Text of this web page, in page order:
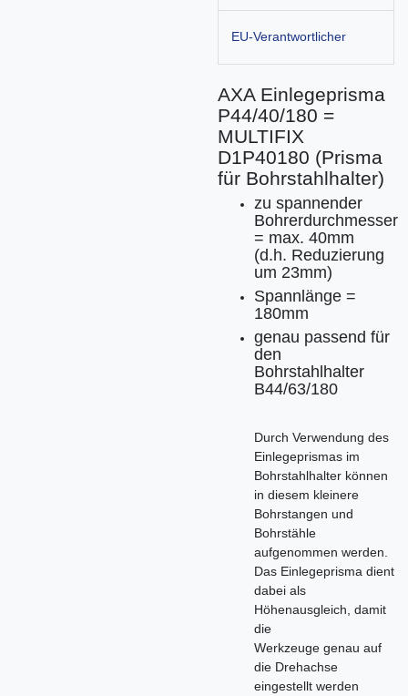
EU-Verantwortlicher
AXA Einlegeprisma
P44/40/180 =
MULTIFIX
D1P40180 (Prisma
für Bohrstahlhalter)
zu spannender
Bohrerdurchmesser
= max. 40mm
(d.h. Reduzierung
um 23mm)
Spannlänge =
180mm
genau passend für
den
Bohrstahlhalter
B44/63/180
Durch Verwendung des
Einlegeprismas im
Bohrstahlhalter können
in diesem kleinere
Bohrstangen und
Bohrstähle
aufgenommen werden.
Das Einlegeprisma dient
dabei als
Höhenausgleich, damit
die
Werkzeuge genau auf
die Drehachse
eingestellt werden